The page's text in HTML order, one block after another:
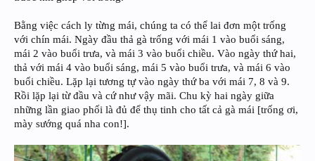
Bằng việc cách ly từng mái, chúng ta có thể lai đơn một trống
với chín mái. Ngày đầu thả gà trống với mái 1 vào buổi sáng,
mái 2 vào buổi trưa, và mái 3 vào buổi chiều. Vào ngày thứ hai,
thả với mái 4 vào buổi sáng, mái 5 vào buổi trưa, và mái 6 vào
buổi chiều. Lặp lại tương tự vào ngày thứ ba với mái 7, 8 và 9.
Rồi lặp lại từ đầu và cứ như vậy mãi. Chu kỳ hai ngày giữa
những lần giao phối là đủ để thụ tinh cho tất cả gà mái [trống ơi,
mày sướng quá nha con!].